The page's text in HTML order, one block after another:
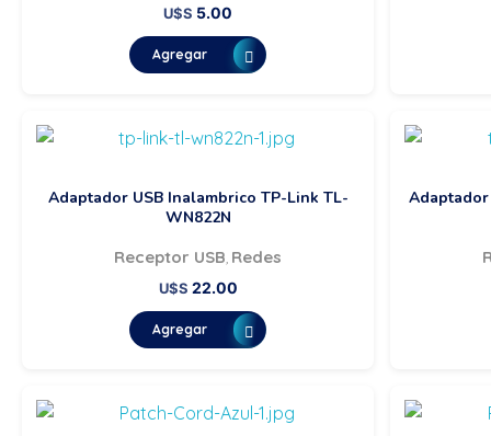
U$S 5.00
Agregar
Adaptador USB Inalambrico TP-Link TL-
WN822N
U$S 22.00
Receptor USB Redes
Agregar